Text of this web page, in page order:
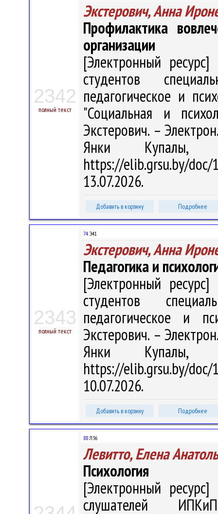
2342
полный текст
Экстерович, Анна
Профилактика
организации
[Электронный
студентов
педагогическое и
"Социальная и
Экстерович. –
Янки
https://elib.grsu.by/
13.07.2026.
Добавить в корзину Подробнее
2343
полный текст
74 Э41
Экстерович, Анна
Педагогика и
[Электронный
студентов
педагогическое и
Экстерович. –
Янки
https://elib.grsu.by/
10.07.2026.
Добавить в корзину Подробнее
88Л36
Левитто, Елена
Психология
[Электронный
слушателей